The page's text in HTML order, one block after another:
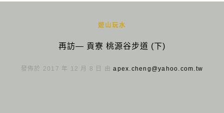
遊山玩水
再訪— 貢寮 桃源谷步道 (下)
發佈於 2017 年 12 月 8 日 由apex.cheng@yahoo.com.tw